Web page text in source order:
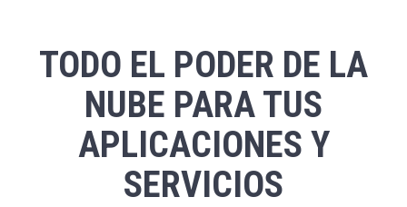
TODO EL PODER DE LA
NUBE PARA TUS
APLICACIONES Y
SERVICIOS